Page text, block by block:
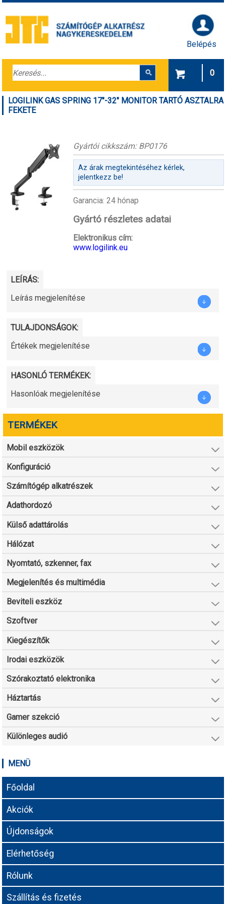
Belépés
0
LOGILINK GAS SPRING 17"-32" MONITOR TARTÓ ASZTALRA
FEKETE
Gyártói cikkszám: BP0176
Az árak megtekintéséhez kérlek,
jelentkezz be!
Garancia: 24 hónap
Gyártó részletes adatai
Elektronikus cím:
www.logilink.eu
LEÍRÁS:
Leírás megjelenítése
TULAJDONSÁGOK:
Értékek megjelenítése
HASONLÓ TERMÉKEK:
Hasonlóak megjelenítése
TERMÉKEK
Mobil eszközök
Konfiguráció
Számítógép alkatrészek
Adathordozó
Külső adattárolás
Hálózat
Nyomtató, szkenner, fax
Megjelenítés és multimédia
Beviteli eszköz
Szoftver
Kiegészítők
Irodai eszközök
Szórakoztató elektronika
Háztartás
Gamer szekció
Különleges audió
MENÜ
Főoldal
Akciók
Újdonságok
Elérhetőség
Rólunk
Szállítás és fizetés